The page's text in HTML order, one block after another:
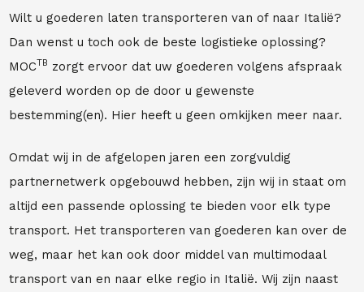
Wilt u goederen laten transporteren van of naar Italië?
Dan wenst u toch ook de beste logistieke oplossing?
MOCTB zorgt ervoor dat uw goederen volgens afspraak
geleverd worden op de door u gewenste
bestemming(en). Hier heeft u geen omkijken meer naar.
Omdat wij in de afgelopen jaren een zorgvuldig
partnernetwerk opgebouwd hebben, zijn wij in staat om
altijd een passende oplossing te bieden voor elk type
transport. Het transporteren van goederen kan over de
weg, maar het kan ook door middel van multimodaal
transport van en naar elke regio in Italië. Wij zijn naast